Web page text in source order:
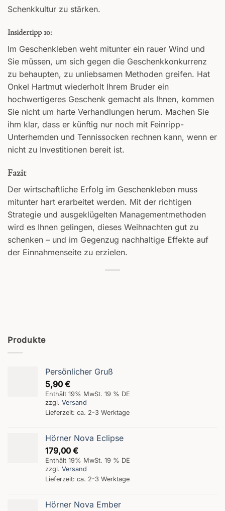
Schenkkultur zu stärken.
Insidertipp 10:
Im Geschenkleben weht mitunter ein rauer Wind und
Sie müssen, um sich gegen die Geschenkkonkurrenz
zu behaupten, zu unliebsamen Methoden greifen. Hat
Onkel Hartmut wiederholt Ihrem Bruder ein
hochwertigeres Geschenk gemacht als Ihnen, kommen
Sie nicht um harte Verhandlungen herum. Machen Sie
ihm klar, dass er künftig nur noch mit Feinripp-
Unterhemden und Tennissocken rechnen kann, wenn er
nicht zu Investitionen bereit ist.
Fazit
Der wirtschaftliche Erfolg im Geschenkleben muss
mitunter hart erarbeitet werden. Mit der richtigen
Strategie und ausgeklügelten Managementmethoden
wird es Ihnen gelingen, dieses Weihnachten gut zu
schenken – und im Gegenzug nachhaltige Effekte auf
der Einnahmenseite zu erzielen.
Produkte
Persönlicher Gruß
5,90 €
Enthält 19% MwSt. 19 % DE
zzgl. Versand
Lieferzeit: ca. 2-3 Werktage
Hörner Nova Eclipse
179,00 €
Enthält 19% MwSt. 19 % DE
zzgl. Versand
Lieferzeit: ca. 2-3 Werktage
Hörner Nova Ember